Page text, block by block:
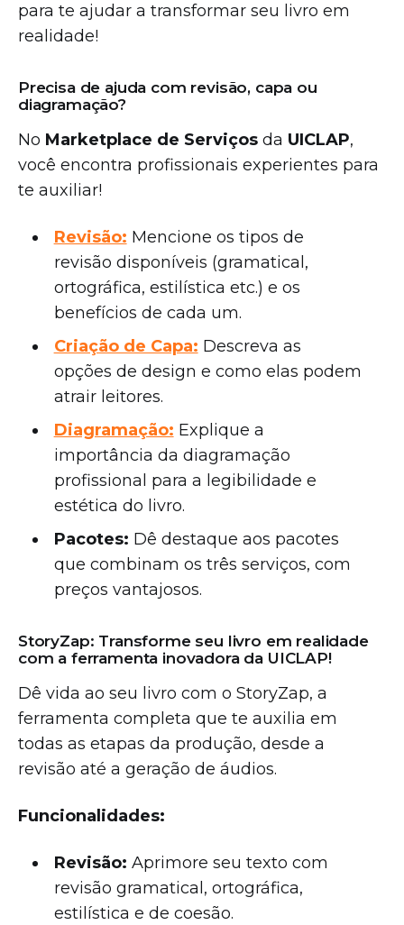
para te ajudar a transformar seu livro em
realidade!
Precisa de ajuda com revisão, capa ou
diagramação?
No Marketplace de Serviços da UICLAP,
você encontra profissionais experientes para
te auxiliar!
Revisão: Mencione os tipos de
revisão disponíveis (gramatical,
ortográfica, estilística etc.) e os
benefícios de cada um.
Criação de Capa: Descreva as
opções de design e como elas podem
atrair leitores.
Diagramação: Explique a
importância da diagramação
profissional para a legibilidade e
estética do livro.
Pacotes: Dê destaque aos pacotes
que combinam os três serviços, com
preços vantajosos.
StoryZap: Transforme seu livro em realidade
com a ferramenta inovadora da UICLAP!
Dê vida ao seu livro com o StoryZap, a
ferramenta completa que te auxilia em
todas as etapas da produção, desde a
revisão até a geração de áudios.
Funcionalidades:
Revisão: Aprimore seu texto com
revisão gramatical, ortográfica,
estilística e de coesão.